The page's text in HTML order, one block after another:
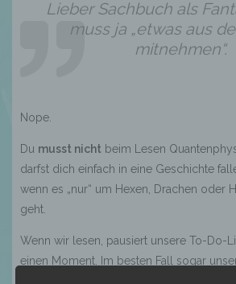
Lieber Sachbuch als
muss ja „etwas aus
mitnehmen“.
Nope.
Du musst nicht beim Lesen
darfst dich einfach in eine Geschichte
wenn es „nur“ um Hexen, Drachen oder
geht.
Wenn wir lesen, pausiert unsere To-Do-
einen Moment. Im besten Fall sogar